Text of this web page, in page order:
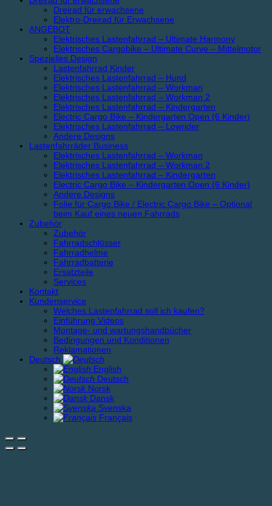
Dreirad für erwachsene
Elektro-Dreirad für Erwachsene
ANGEBOT
Elektrisches Lastenfahrrad – Ultimate Harmony
Elektrisches Cargobike – Ultimate Curve – Mittelmotor
Spezielles Design
Lastenfahrrad Kinder
Elektrisches Lastenfahrrad – Hund
Elektrisches Lastenfahrrad – Workman
Elektrisches Lastenfahrrad – Workman 2
Elektrisches Lastenfahrrad – Kindergarten
Electric Cargo Bike – Kindergarten Open (6 Kinder)
Elektrisches Lastenfahrrad – Lowrider
Andere Designs
Lastenfahrräder Business
Elektrisches Lastenfahrrad – Workman
Elektrisches Lastenfahrrad – Workman 2
Elektrisches Lastenfahrrad – Kindergarten
Electric Cargo Bike – Kindergarten Open (6 Kinder)
Andere Designs
Folie für Cargo Bike / Electric Cargo Bike – Optional
beim Kauf eines neuen Fahrrads
Zubehör
Zubehör
Fahrradschlösser
Fahrradhelme
Fahrradbatterie
Ersatzteile
Services
Kontakt
Kundenservice
Welches Lastenfahrrad soll ich kaufen?
Einführung Videos
Montage- und wartungshandbücher
Bedingungen und Konditionen
Reklamationen
Deutsch
English
Deutsch
Norsk
Dansk
Svenska
Français